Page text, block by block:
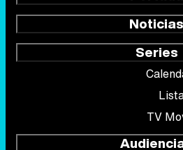
Noticias
Series
TV